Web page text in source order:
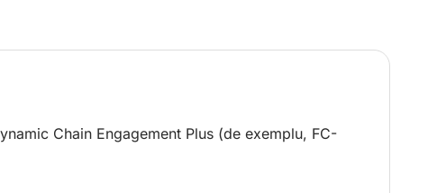
Chain Engagement Plus (de exemplu, FC-